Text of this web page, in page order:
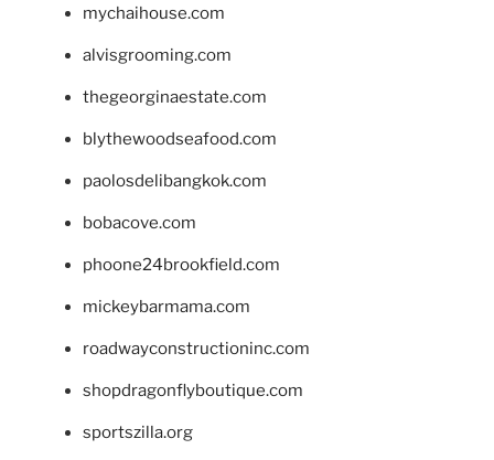
mychaihouse.com
alvisgrooming.com
thegeorginaestate.com
blythewoodseafood.com
paolosdelibangkok.com
bobacove.com
phoone24brookfield.com
mickeybarmama.com
roadwayconstructioninc.com
shopdragonflyboutique.com
sportszilla.org